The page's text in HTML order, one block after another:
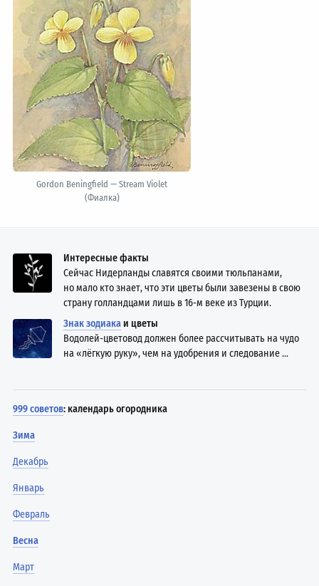
Gordon Beningfield — Stream Violet
(Фиалка)
Интересные факты
Сейчас Нидерланды славятся своими тюльпанами,
но мало кто знает, что эти цветы были завезены в свою
страну голландцами лишь в 16-м веке из Турции.
Знак зодиака и цветы
Водолей-цветовод должен более рассчитывать на чудо
на «лёгкую руку», чем на удобрения и следование ...
999 советов: календарь огородника
Зима
Декабрь
Январь
Февраль
Весна
Март